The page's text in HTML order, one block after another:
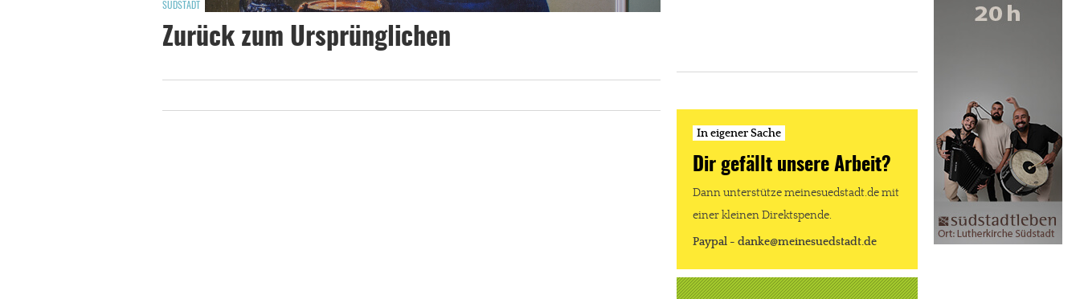
SÜDSTADT
Zurück zum Ursprünglichen
In eigener Sache
Dir gefällt unsere Arbeit?
Dann unterstütze meinesuedstadt.de mit
einer kleinen Direktspende.
Paypal - danke@meinesuedstadt.de